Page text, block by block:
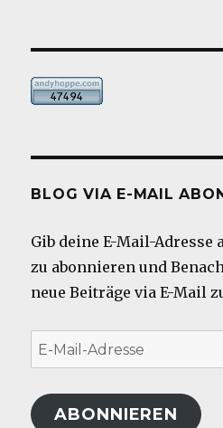
BLOG VIA E-MAIL
Gib deine E-Mail-Adresse
zu abonnieren und
neue Beiträge via E-Mail
E-
Mail-
Adresse
ABONNIEREN